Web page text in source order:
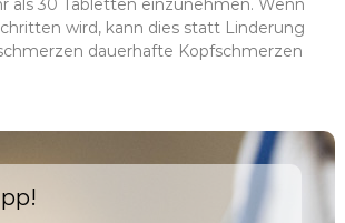
als 30 Tabletten einzunehmen. Wenn
wird, kann dies statt Linderung
dauerhafte Kopfschmerzen